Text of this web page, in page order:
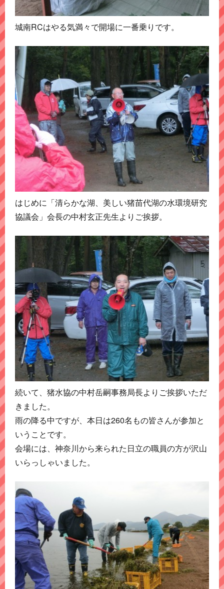
城南RCはやる気満々で開場に一番乗りです。
はじめに「清らかな湖、美しい猪苗代湖の水環境研究
協議会」会長の中村玄正先生よりご挨拶。
続いて、猪水協の中村岳嗣事務局長よりご挨拶いただ
きました。
雨の降る中ですが、本日は260名もの皆さんが参加と
いうことです。
会場には、神奈川から来られた日立の職員の方が沢山
いらっしゃいました。